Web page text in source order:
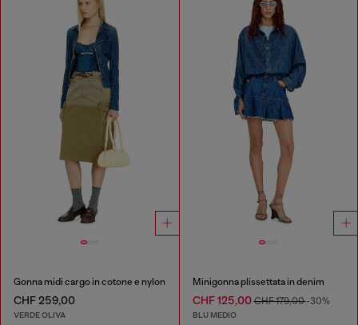
Gonna midi cargo in cotone e nylon
CHF 259,00
VERDE OLIVA
Minigonna plissettata in denim
CHF 125,00CHF 179,00-30%
BLU MEDIO